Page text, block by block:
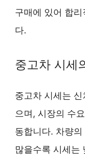
구매에 있어 합
다.
중고차 시세
중고차 시세는
으며, 시장의 수
동합니다. 차량
많을수록 시세는